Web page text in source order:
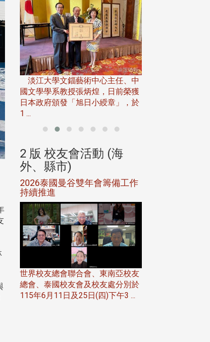
7
6月
淡江大學文錙藝術中心主任、中
國文學學系教授張炳煌，日前榮獲
日本政府頒發「旭日小綬章」，於
1 ...
日)
2 版 校友會活動 (海
外、縣市)
2026泰國曼谷雙年會籌備工作
持續推進
世界校友總會聯合會、東南亞校友
總會、泰國校友會及校友處分別於
115年6月11日及25日(四)下午3 ...